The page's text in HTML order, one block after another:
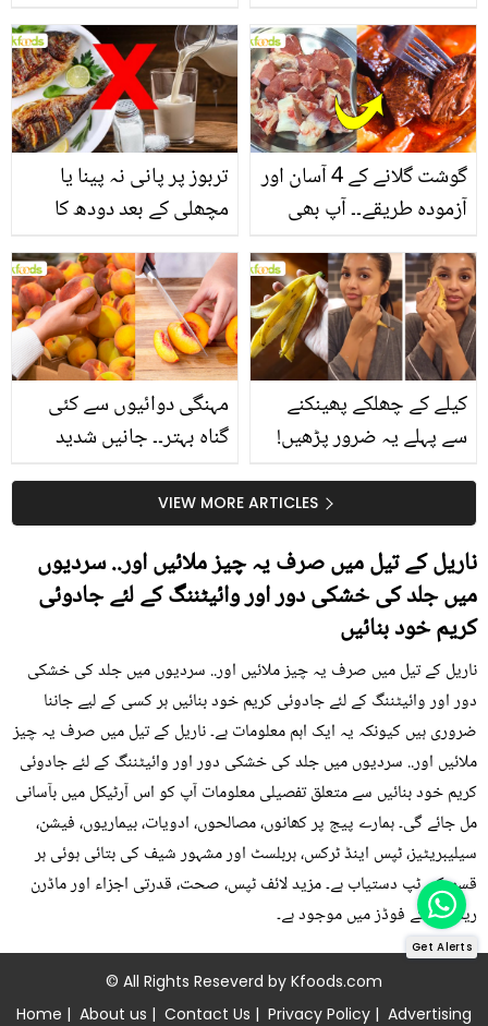
انگیز طبی فوائد
تربوز پر پانی نہ پینا یا
مچھلی کے بعد دودھ کا
سے متعلق غلط فہمیوں کی
حقیقت کیا ہے اور افواہ
کیا؟
گوشت گلانے کے 4 آسان اور
آزمودہ طریقے۔۔ آپ بھی
بتائے راز
مہنگی دوائیوں سے کئی
گناہ بہتر۔۔ جانیں شدید
کیوں کھانا چاہیے؟
کیلے کے چھلکے پھینکنے
سے پہلے یہ ضرور پڑھیں!
سستا اور قدرتی حلVIEW MORE ARTICLES
ناریل کے تیل میں صرف یہ چیز ملائیں اور.. سردیوں
میں جلد کی خشکی دور اور وائیٹننگ کے لئے جادوئی
کریم خود بنائیں
ناریل کے تیل میں صرف یہ چیز ملائیں اور.. سردیوں میں جلد کی خشکی
دور اور وائیٹننگ کے لئے جادوئی کریم خود بنائیں ہر کسی کے لیے جاننا
ضروری ہیں کیونکہ یہ ایک اہم معلومات ہے۔ ناریل کے تیل میں صرف یہ چیز
ملائیں اور.. سردیوں میں جلد کی خشکی دور اور وائیٹننگ کے لئے جادوئی
کریم خود بنائیں سے متعلق تفصیلی معلومات آپ کو اس آرٹیکل میں بآسانی
مل جائے گی۔ ہمارے پیج پر کھانوں، مصالحوں، ادویات، بیماریوں، فیشن،
سیلیبریٹیز، ٹپس اینڈ ٹرکس، ہربلسٹ اور مشہور شیف کی بتائی ہوئی ہر
قسم کی ٹپ دستیاب ہے۔ مزید لائف ٹپس، صحت، قدرتی اجزاء اور ماڈرن
ریمیڈی کے فوڈز میں موجود ہے۔
© All Rights Reseverd by Kfoods.com
Home | About us | Contact Us | Privacy Policy | Advertising
Get Alerts